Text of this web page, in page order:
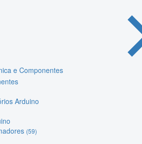
e Componentes
Arduino
(59)